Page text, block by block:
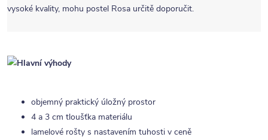
vysoké kvality, mohu postel Rosa určitě doporučit.
objemný praktický úložný prostor
4 a 3 cm tloušťka materiálu
lamelové rošty s nastavením tuhosti v ceně